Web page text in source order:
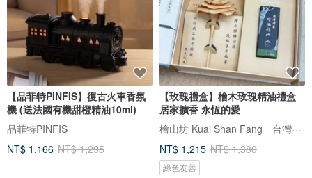
【品菲特PINFIS】復古火車香氛
機 (送法國有機甜橙精油10ml)
品菲特PINFIS
NT$ 1,166 NT$ 1,295
【玫瑰禮盒】檜木玫瑰精油禮盒─
居家擴香 永恆的愛
檜山坊 Kuai Shan Fang︱台灣檜木香氛領導品牌，療癒森林
NT$ 1,215 NT$ 1,380
綠色友善